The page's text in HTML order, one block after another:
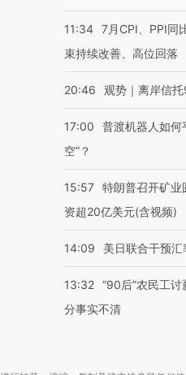
11:34 7月CPI、PPI同
束持续改善、高位回落
20:46 观势｜离岸信
17:00
普渡机器人如何
空”？
15:57 特朗普召开矿业
资超20亿美元(含视频)
14:09 美日联合干预
13:32 “90后”农民工
分事实不清